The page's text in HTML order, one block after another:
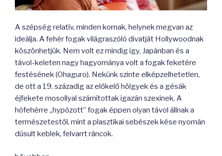
A szépség relatív, minden kornak, helynek megvan az
ideálja. A fehér fogak világraszóló divatját Hollywoodnak
köszönhetjük. Nem volt ez mindig így, Japánban és a
távol-keleten nagy hagyománya volt a fogak feketére
festésének (Ohaguro). Nekünk szinte elképzelhetetlen,
de ott a 19. századig az előkelő hölgyek és a gésák
éjfekete mosollyal számítottak igazán szexinek. A
hófehérre „hypózott” fogak éppen olyan távol állnak a
természetestől, mint a plasztikai sebészek kése nyomán
dúsult keblek, felvarrt ráncok.